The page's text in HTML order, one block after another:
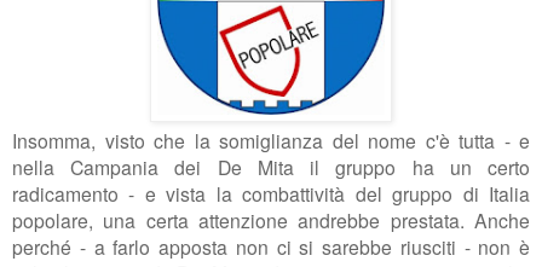
Insomma, visto che la somiglianza del nome c'è tutta - e
nella Campania dei De Mita il gruppo ha un certo
radicamento - e vista la combattività del gruppo di Italia
popolare, una certa attenzione andrebbe prestata. Anche
perché - a farlo apposta non ci si sarebbe riusciti - non è